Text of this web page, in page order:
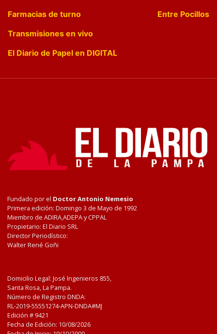
Farmacias de turno
Entre Pocillos
Transmisiones en vivo
El Diario de Papel en DIGITAL
Fundado por el Doctor Antonio Nemesio
Primera edición: Domingo 3 de Mayo de 1992
Miembro de ADIRA,ADEPA y CPPAL
Propietario: El Diario SRL
Director Periodístico:
Walter René Goñi
Domicilio Legal: José Ingenieros 855,
Santa Rosa, La Pampa.
Número de Registro DNDA:
RL-2019-55551274-APN-DNDA#MJ
Edición # 9421
Fecha de Edición: 10/08/2026